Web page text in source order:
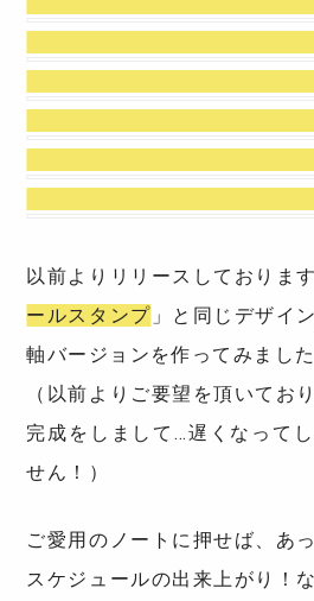
以前よりリリースしておりま
ールスタンプ 」と同じデザイ
軸バージョンを作ってみました
（以前よりご要望を頂いてお
完成をしまして…遅くなって
せん！）
ご愛用のノートに押せば、あ
スケジュールの出来上がり！